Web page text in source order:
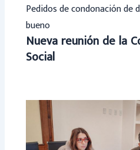
Pedidos de condonación de
bueno
Nueva reunión de la
Social